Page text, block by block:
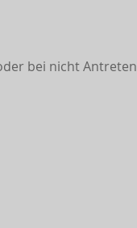
bei nicht Antreten